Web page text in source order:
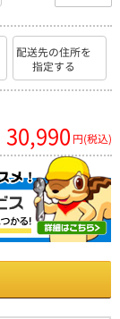
配送先の住所を
指定する
30,990 円(税込)